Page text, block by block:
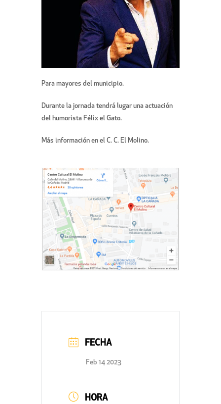
Para mayores del municipio.
Durante la jornada tendrá lugar una actuación
del humorista Félix el Gato.
Más información en el C. C. El Molino.
FECHA
Feb 14 2023
HORA